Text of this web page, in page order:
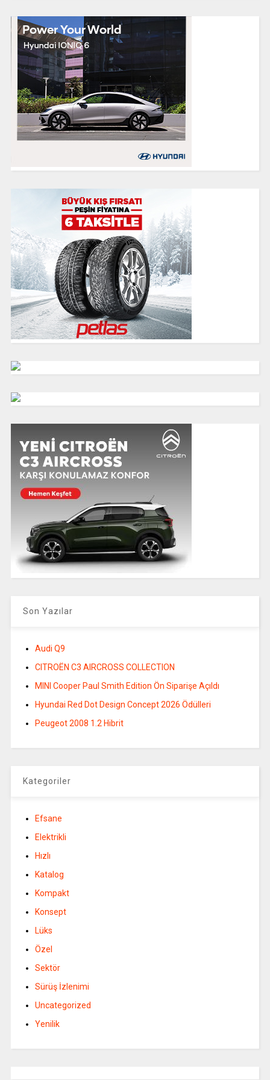
Son Yazılar
Audi Q9
CITROËN C3 AIRCROSS COLLECTION
MINI Cooper Paul Smith Edition Ön Siparişe Açıldı
Hyundai Red Dot Design Concept 2026 Ödülleri
Peugeot 2008 1.2 Hibrit
Kategoriler
Efsane
Elektrikli
Hızlı
Katalog
Kompakt
Konsept
Lüks
Özel
Sektör
Sürüş İzlenimi
Uncategorized
Yenilik